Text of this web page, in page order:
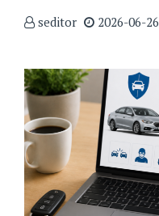
seditor 2026-06-26